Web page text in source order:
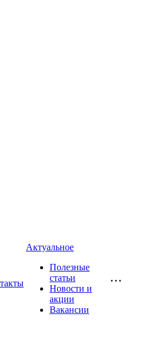
Актуальное
Полезные
статьи
Новости и
акции
Вакансии